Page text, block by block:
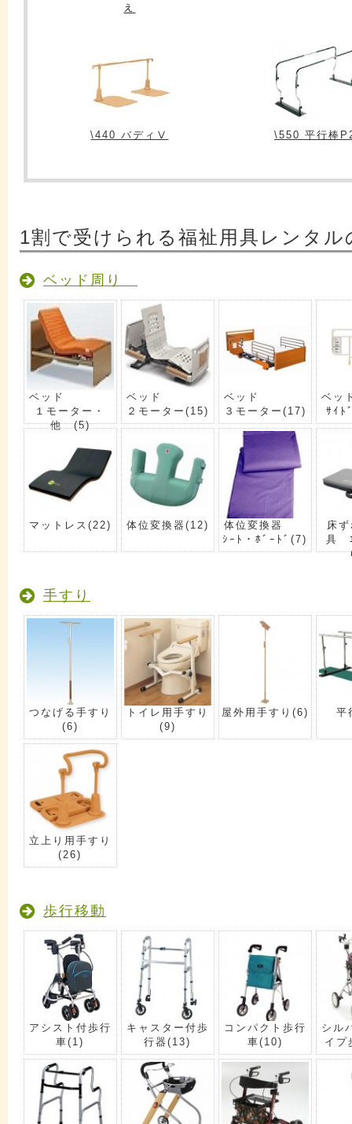
え
\440 バディⅤ \550 平行棒
1割で受けられる福祉用具レンタル
ベッド周り
ベッド
１モーター・
他(5)
ベッド
２モーター (15)
ベッド
３モーター (17)
ベッ
ｻｲﾄ
マットレス (22) 体位変換器 (12)
体位変換器
ｼｰﾄ・ﾎﾞｰﾄﾞ(7)
床
具
手すり
つなげる手すり
(6)
トイレ用手すり
(9)
屋外用手すり (6) 平
立上り用手すり
(26)
歩行移動
アシスト付歩行
車(1)
キャスター付歩
行器(13)
コンパクト歩行
車(10)
シル
イプ